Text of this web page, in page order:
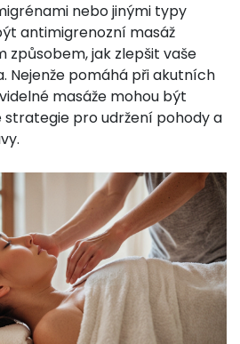
nebo jinými typy
antimigrenozní masáž
způsobem, jak zlepšit vaše
Nejenže pomáhá při akutních
masáže mohou být
pro udržení pohody a